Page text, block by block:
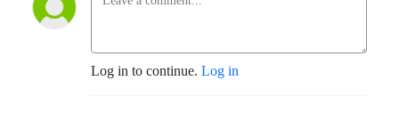
Log in to continue. Log in